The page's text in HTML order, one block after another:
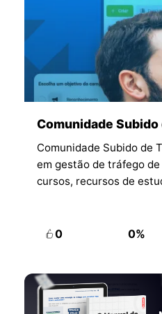
Comunidade
Comunidade Subido de
em gestão de tráfego
cursos, recursos de
0 0%